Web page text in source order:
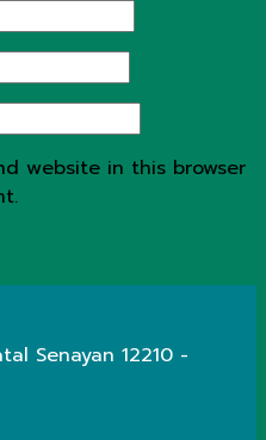
website in this browser
Senayan 12210 -